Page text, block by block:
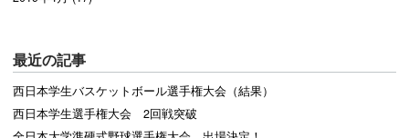
最近の記事
西日本学生バスケットボール選手権大会（結果）
西日本学生選手権大会 2回戦突破